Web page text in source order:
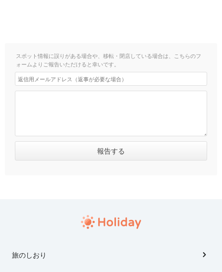
スポット情報に誤りがある場合や、移転・閉店している場合は、こちらのフ
ォームよりご報告いただけると幸いです。
旅のしおり